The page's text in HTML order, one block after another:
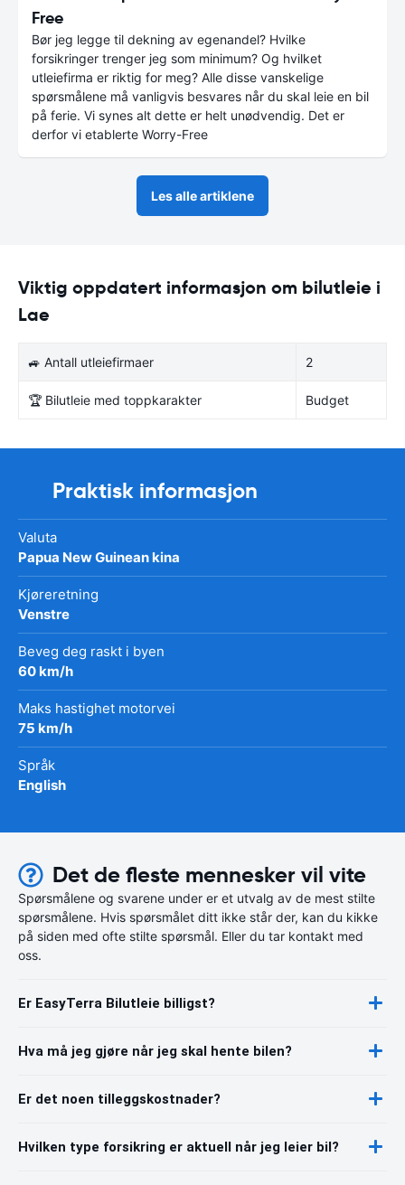
Free
Bør jeg legge til dekning av egenandel? Hvilke
forsikringer trenger jeg som minimum? Og hvilket
utleiefirma er riktig for meg? Alle disse vanskelige
spørsmålene må vanligvis besvares når du skal leie en bil
på ferie. Vi synes alt dette er helt unødvendig. Det er
derfor vi etablerte Worry-Free
Les alle artiklene
Viktig oppdatert informasjon om bilutleie i
Lae
🚙 Antall utleiefirmaer 2
🏆 Bilutleie med toppkarakter Budget
Praktisk informasjon
Valuta
Papua New Guinean kina
Kjøreretning
Venstre
Beveg deg raskt i byen
60 km/h
Maks hastighet motorvei
75 km/h
Språk
English
Det de fleste mennesker vil vite
Spørsmålene og svarene under er et utvalg av de mest stilte
spørsmålene. Hvis spørsmålet ditt ikke står der, kan du kikke
på siden med ofte stilte spørsmål. Eller du tar kontakt med
oss.
Er EasyTerra Bilutleie billigst?
Hva må jeg gjøre når jeg skal hente bilen?
Er det noen tilleggskostnader?
Hvilken type forsikring er aktuell når jeg leier bil?